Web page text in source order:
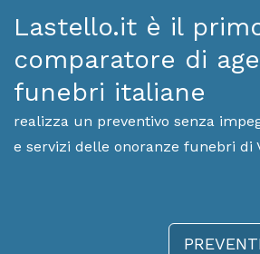
Lastello.it è il
comparatore di
funebri italiane
realizza un preventivo senza
e servizi delle onoranze funebri di